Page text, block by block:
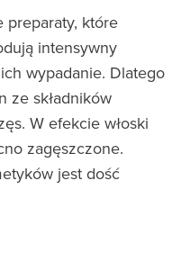
preparaty, które
intensywny
wypadanie. Dlatego
ze składników
W efekcie włoski
zagęszczone.
jest dość